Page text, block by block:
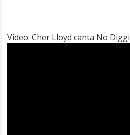
Video: Cher Lloyd canta No